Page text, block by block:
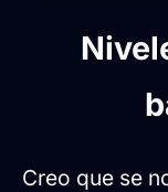
Creo que se